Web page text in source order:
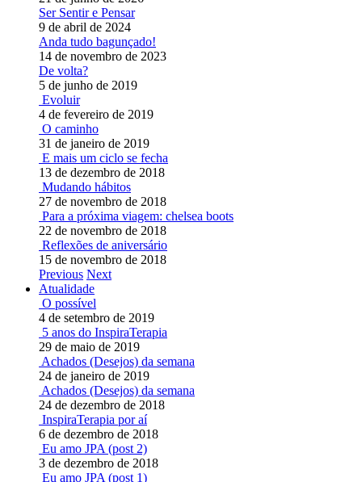
Ser Sentir e Pensar
9 de abril de 2024
Anda tudo bagunçado!
14 de novembro de 2023
De volta?
5 de junho de 2019
Evoluir
4 de fevereiro de 2019
O caminho
31 de janeiro de 2019
E mais um ciclo se fecha
13 de dezembro de 2018
Mudando hábitos
27 de novembro de 2018
Para a próxima viagem: chelsea boots
22 de novembro de 2018
Reflexões de aniversário
15 de novembro de 2018
Previous Next
Atualidade
O possível
4 de setembro de 2019
5 anos do InspiraTerapia
29 de maio de 2019
Achados (Desejos) da semana
24 de janeiro de 2019
Achados (Desejos) da semana
24 de dezembro de 2018
InspiraTerapia por aí
6 de dezembro de 2018
Eu amo JPA (post 2)
3 de dezembro de 2018
Eu amo JPA (post 1)